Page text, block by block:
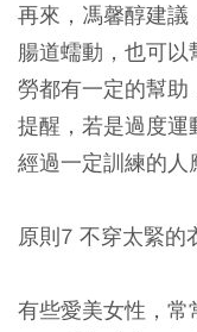
再來，馮馨醇建議
腸道蠕動，也可
勞都有一定的幫
提醒，若是過度運
經過一定訓練的人
原則7 不穿太緊的
有些愛美女性，常